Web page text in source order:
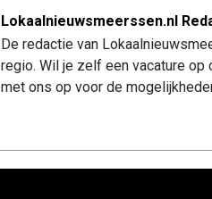
Lokaalnieuwsmeerssen.nl
De redactie van
regio. Wil je zelf een vacature
met ons op voor de